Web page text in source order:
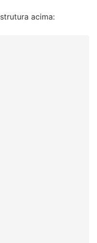
acima: